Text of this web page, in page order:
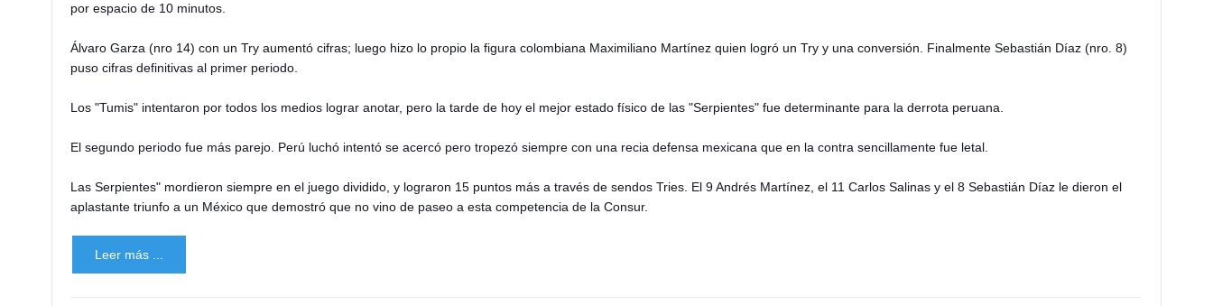
por espacio de 10 minutos.
Álvaro Garza (nro 14) con un Try aumentó cifras; luego hizo lo propio la figura colombiana Maximiliano Martínez quien logró un Try y una conversión. Finalmente Sebastián Díaz (nro. 8)
puso cifras definitivas al primer periodo.
Los "Tumis" intentaron por todos los medios lograr anotar, pero la tarde de hoy el mejor estado físico de las "Serpientes" fue determinante para la derrota peruana.
El segundo periodo fue más parejo. Perú luchó intentó se acercó pero tropezó siempre con una recia defensa mexicana que en la contra sencillamente fue letal.
Las Serpientes" mordieron siempre en el juego dividido, y lograron 15 puntos más a través de sendos Tries. El 9 Andrés Martínez, el 11 Carlos Salinas y el 8 Sebastián Díaz le dieron el
aplastante triunfo a un México que demostró que no vino de paseo a esta competencia de la Consur.
Leer más ...